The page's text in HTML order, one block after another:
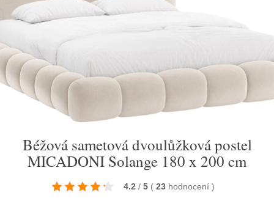
Béžová sametová dvoulůžková postel
MICADONI Solange 180 x 200 cm
4.2 / 5 ( 23 hodnocení )